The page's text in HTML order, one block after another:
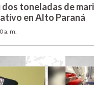
toneladas de
en Alto Paraná
a. m.